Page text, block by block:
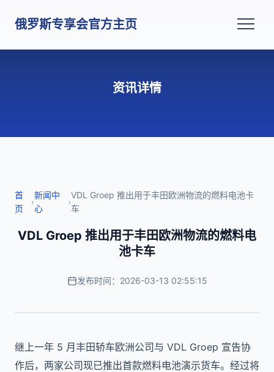
俄罗斯专享会官方主页
资讯详情
首
页
›
新闻中
心
›
VDL Groep 推出用于丰田欧洲物流的燃料电池卡
车
VDL Groep 推出用于丰田欧洲物流的燃料电
池卡车
发布时间：2026-03-13 02:55:15
继上一年 5 月丰田轿车欧洲公司与 VDL Groep 宣告协
作后，两家公司现已推出首款燃料电池演示货车。经过将